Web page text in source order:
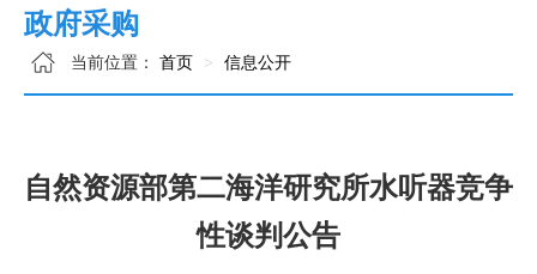
政府采购
当前位置： 首页 信息公开
自然资源部第二海洋研究所水听器竞争
性谈判公告